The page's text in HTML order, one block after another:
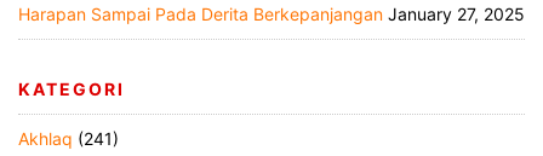
Harapan Sampai Pada Derita Berkepanjangan January 27, 2025
KATEGORI
Akhlaq (241)